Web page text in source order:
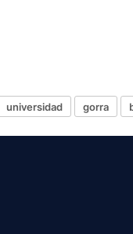
universidad gorra